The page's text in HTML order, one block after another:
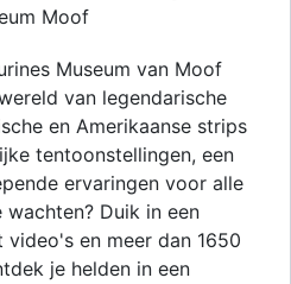
Museum van Moof
van legendarische
en Amerikaanse strips
tentoonstellingen, een
ervaringen voor alle
Duik in een
en meer dan 1650
je helden in een